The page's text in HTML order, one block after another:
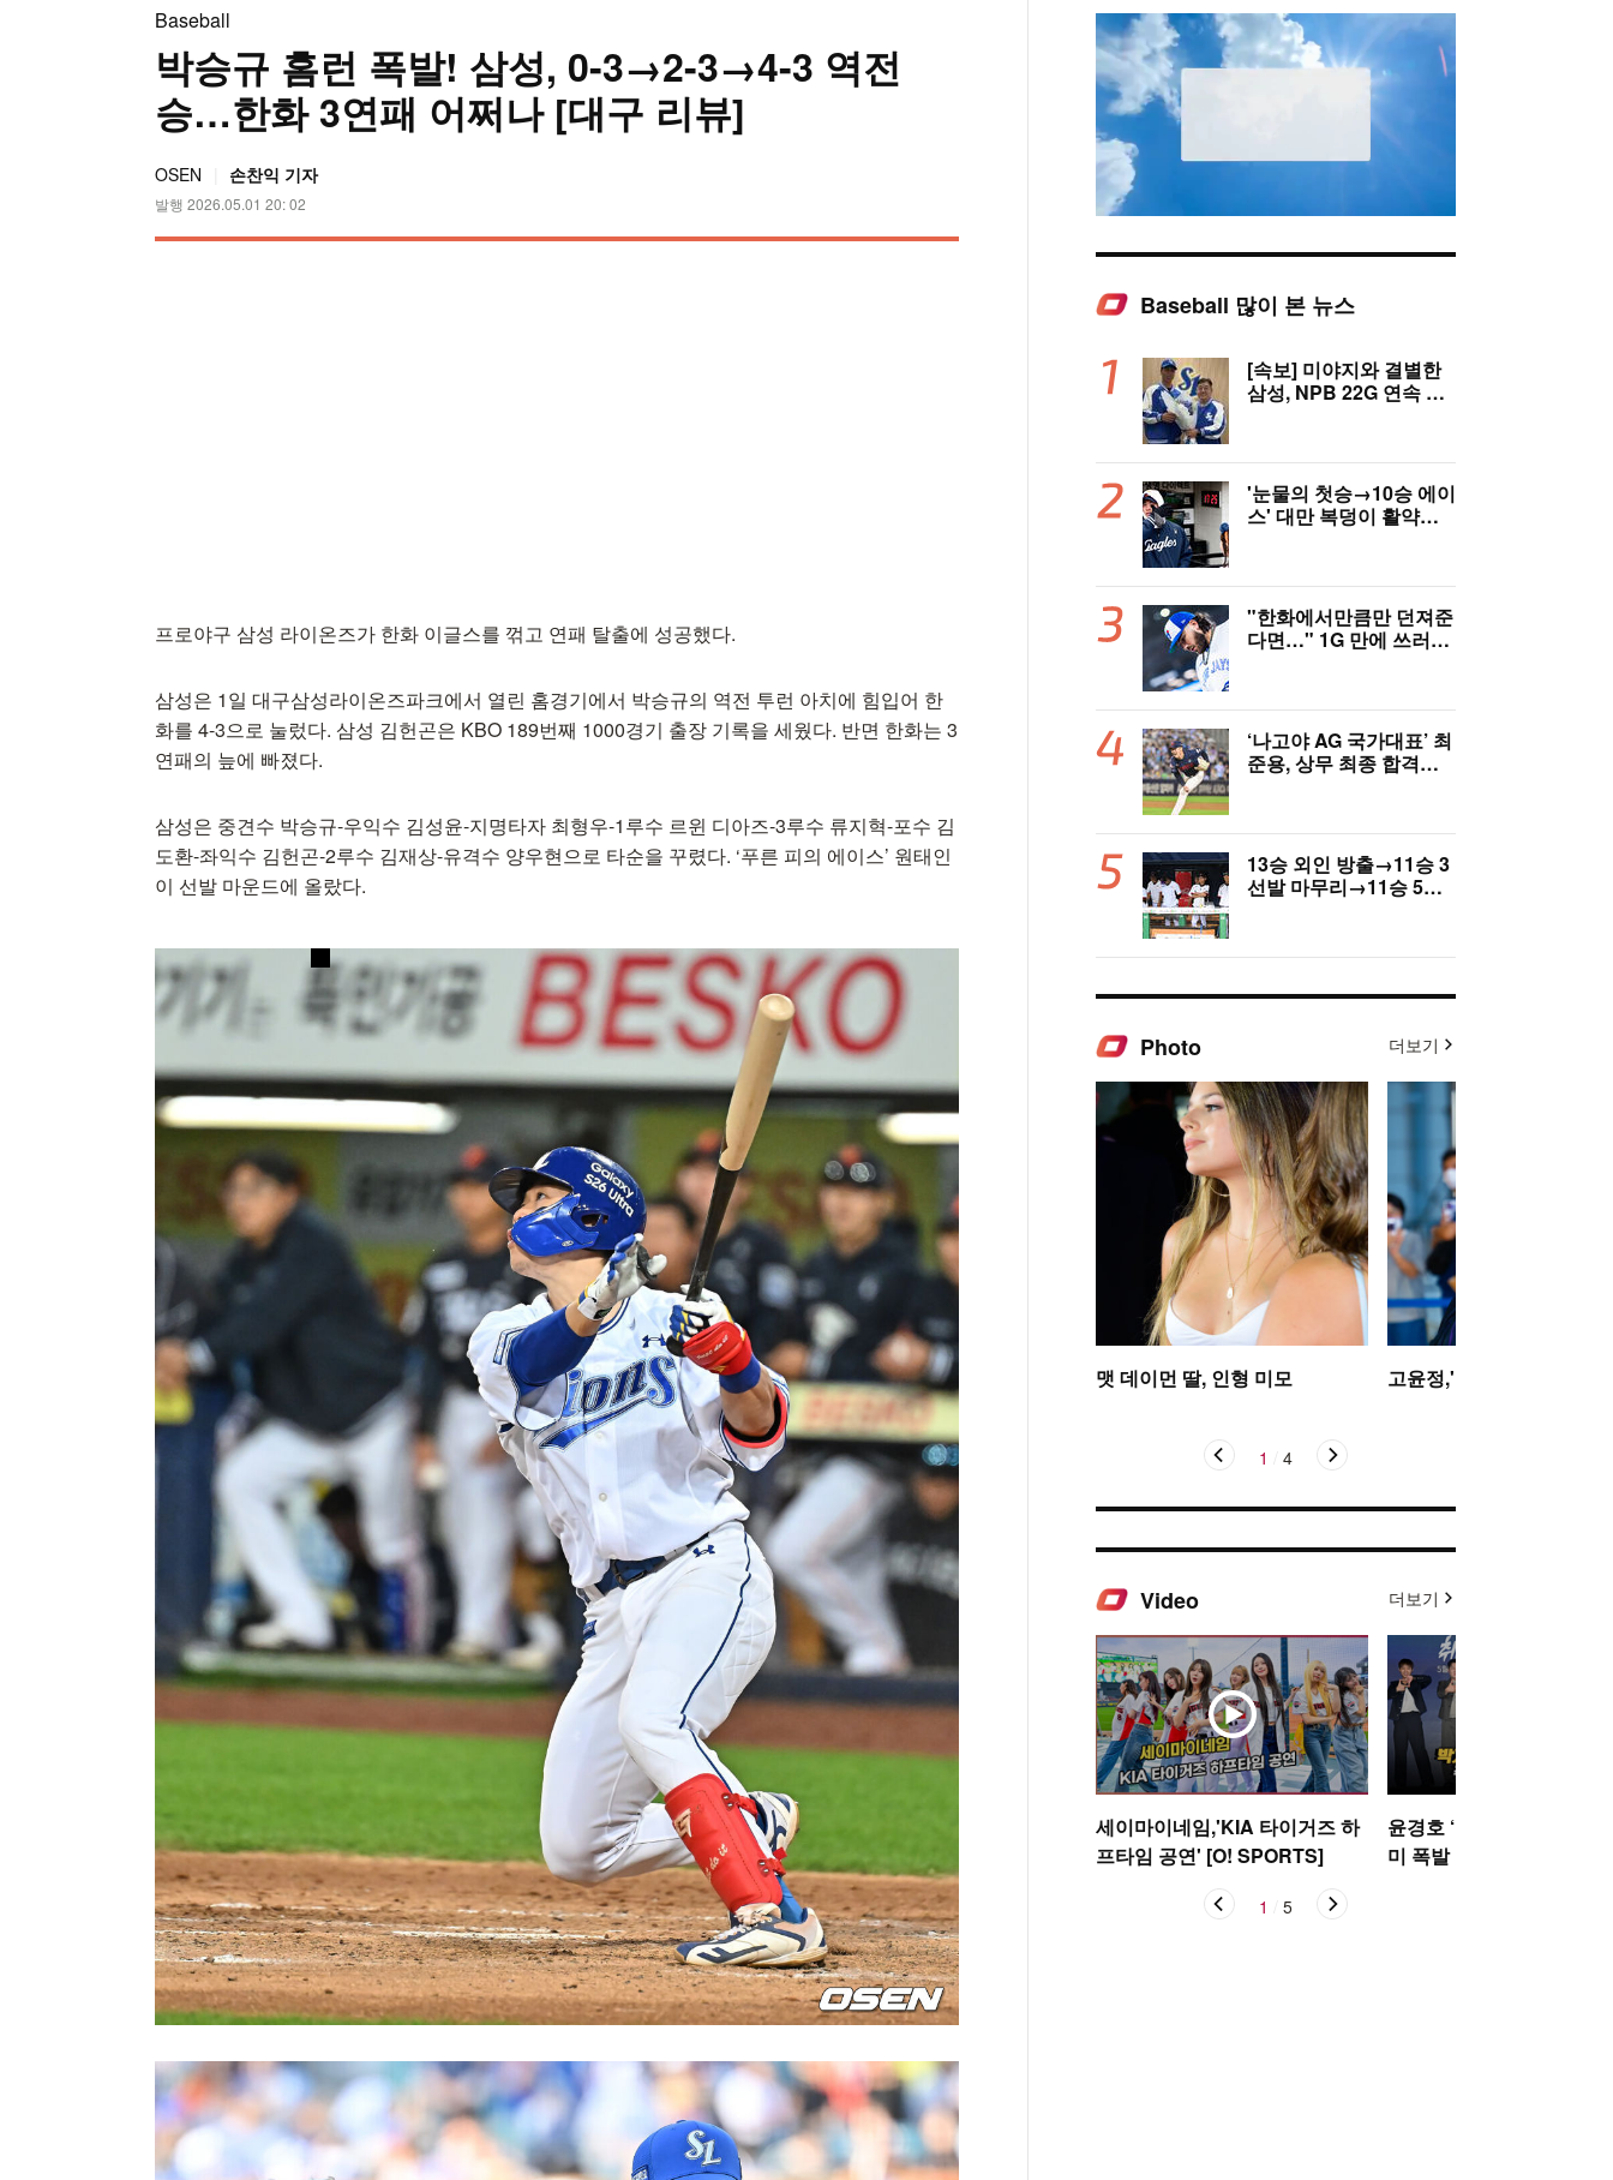
Baseball
박승규 홈런 폭발! 삼성, 0-3→2-3→4-3 역전
승…한화 3연패 어쩌나 [대구 리뷰]
OSEN 손찬익 기자
발행 2026.05.01 20: 02
프로야구 삼성 라이온즈가 한화 이글스를 꺾고 연패 탈출에 성공했다.
삼성은 1일 대구삼성라이온즈파크에서 열린 홈경기에서 박승규의 역전 투런 아치에 힘입어 한
화를 4-3으로 눌렀다. 삼성 김헌곤은 KBO 189번째 1000경기 출장 기록을 세웠다. 반면 한화는 3
연패의 늪에 빠졌다.
삼성은 중견수 박승규-우익수 김성윤-지명타자 최형우-1루수 르윈 디아즈-3루수 류지혁-포수 김
도환-좌익수 김헌곤-2루수 김재상-유격수 양우현으로 타순을 꾸렸다. ‘푸른 피의 에이스’ 원태인
이 선발 마운드에 올랐다.
Baseball 많이 본 뉴스
[속보] 미야지와 결별한
삼성, NPB 22G 연속 무
'눈물의 첫승→10승 에이
스' 대만 복덩이 활약에
"한화에서만큼만 던져준
다면…" 1G 만에 쓰러진
‘나고야 AG 국가대표’ 최
준용, 상무 최종 합격…
13승 외인 방출→11승 3
선발 마무리→11승 5선
Photo 더보기
맷 데이먼 딸, 인형 미모 고윤정,'탄성을 자아내는
1 4
Video 더보기
세이마이네임,'KIA 타이거즈 하
프타임 공연' [O! SPORTS]
윤경호 ‘골하트’ 박지훈 ‘저
미 폭발 포토타임 [O!
1 5